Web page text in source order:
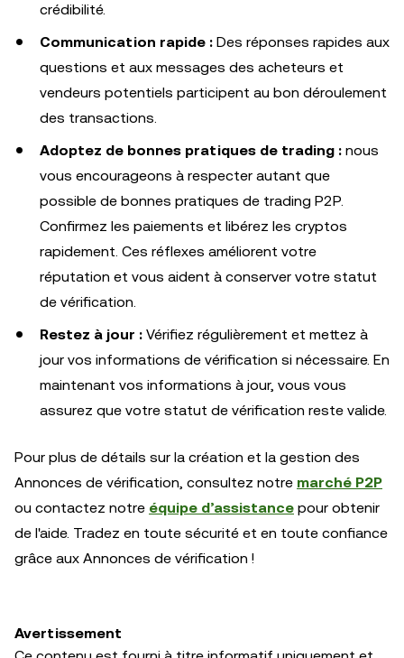
crédibilité.
Communication rapide : Des réponses rapides aux
questions et aux messages des acheteurs et
vendeurs potentiels participent au bon déroulement
des transactions.
Adoptez de bonnes pratiques de trading : nous
vous encourageons à respecter autant que
possible de bonnes pratiques de trading P2P.
Confirmez les paiements et libérez les cryptos
rapidement. Ces réflexes améliorent votre
réputation et vous aident à conserver votre statut
de vérification.
Restez à jour : Vérifiez régulièrement et mettez à
jour vos informations de vérification si nécessaire. En
maintenant vos informations à jour, vous vous
assurez que votre statut de vérification reste valide.
Pour plus de détails sur la création et la gestion des
Annonces de vérification, consultez notre marché P2P
ou contactez notre équipe d’assistance pour obtenir
de l'aide. Tradez en toute sécurité et en toute confiance
grâce aux Annonces de vérification !
Avertissement